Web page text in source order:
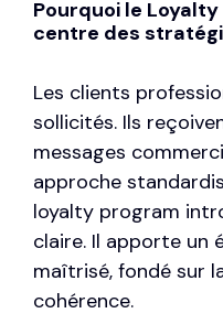
Pourquoi le
centre des
Les clients
sollicités. Ils
messages
approche
loyalty program
claire. Il apporte un
maîtrisé, fondé sur
cohérence.